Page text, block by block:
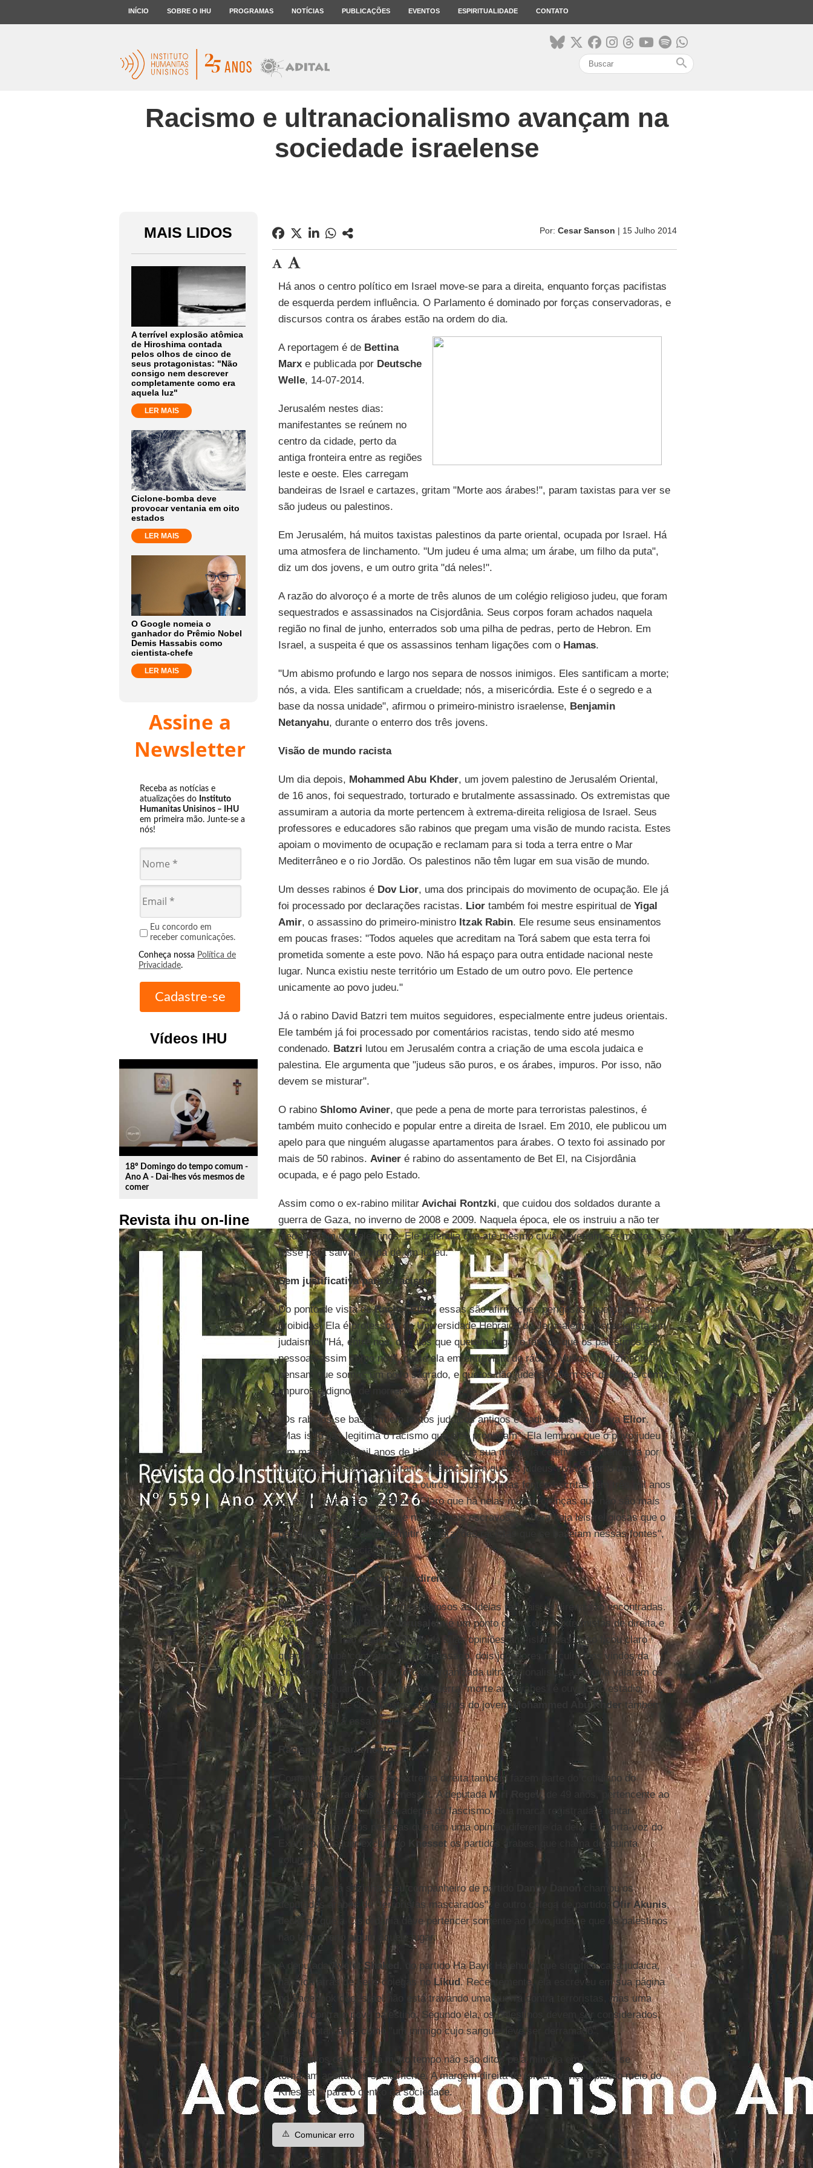
INÍCIO SOBRE O IHU PROGRAMAS NOTÍCIAS PUBLICAÇÕES EVENTOS ESPIRITUALIDADE CONTATO
search
Racismo e ultranacionalismo avançam na
sociedade israelense
MAIS LIDOS
A terrível explosão atômica
de Hiroshima contada
pelos olhos de cinco de
seus protagonistas: "Não
consigo nem descrever
completamente como era
aquela luz"
LER MAIS
Ciclone-bomba deve
provocar ventania em oito
estados
LER MAIS
O Google nomeia o
ganhador do Prêmio Nobel
Demis Hassabis como
cientista-chefe
LER MAIS
Assine a
Newsletter
Receba as notícias e
atualizações do Instituto
Humanitas Unisinos – IHU
em primeira mão. Junte-se a
nós!
Eu concordo em
receber comunicações.
Conheça nossa Política de
Privacidade.
Vídeos IHU
play_circle_outline
18º Domingo do tempo comum -
Ano A - Dai-lhes vós mesmos de
comer
Revista ihu on-line
Por: Cesar Sanson | 15 Julho 2014
Há anos o centro político em Israel move-se para a direita, enquanto forças pacifistas
de esquerda perdem influência. O Parlamento é dominado por forças conservadoras, e
discursos contra os árabes estão na ordem do dia.
A reportagem é de Bettina
Marxe publicada por Deutsche
Welle, 14-07-2014.
Jerusalém nestes dias:
manifestantes se reúnem no
centro da cidade, perto da
antiga fronteira entre as regiões
leste e oeste. Eles carregam
bandeiras de Israel e cartazes, gritam "Morte aos árabes!", param taxistas para ver se
são judeus ou palestinos.
Em Jerusalém, há muitos taxistas palestinos da parte oriental, ocupada por Israel. Há
uma atmosfera de linchamento. "Um judeu é uma alma; um árabe, um filho da puta",
diz um dos jovens, e um outro grita "dá neles!".
A razão do alvoroço é a morte de três alunos de um colégio religioso judeu, que foram
sequestrados e assassinados na Cisjordânia. Seus corpos foram achados naquela
região no final de junho, enterrados sob uma pilha de pedras, perto de Hebron. Em
Israel, a suspeita é que os assassinos tenham ligações com o Hamas.
"Um abismo profundo e largo nos separa de nossos inimigos. Eles santificam a morte;
nós, a vida. Eles santificam a crueldade; nós, a misericórdia. Este é o segredo e a
base da nossa unidade", afirmou o primeiro-ministro israelense, Benjamin
Netanyahu, durante o enterro dos três jovens.
Visão de mundo racista
Um dia depois, Mohammed Abu Khder, um jovem palestino de Jerusalém Oriental,
de 16 anos, foi sequestrado, torturado e brutalmente assassinado. Os extremistas que
assumiram a autoria da morte pertencem à extrema-direita religiosa de Israel. Seus
professores e educadores são rabinos que pregam uma visão de mundo racista. Estes
apoiam o movimento de ocupação e reclamam para si toda a terra entre o Mar
Mediterrâneo e o rio Jordão. Os palestinos não têm lugar em sua visão de mundo.
Um desses rabinos é Dov Lior, uma dos principais do movimento de ocupação. Ele já
foi processado por declarações racistas. Liortambém foi mestre espiritual de Yigal
Amir, o assassino do primeiro-ministro Itzak Rabin. Ele resume seus ensinamentos
em poucas frases: "Todos aqueles que acreditam na Torá sabem que esta terra foi
prometida somente a este povo. Não há espaço para outra entidade nacional neste
lugar. Nunca existiu neste território um Estado de um outro povo. Ele pertence
unicamente ao povo judeu."
Já o rabino David Batzri tem muitos seguidores, especialmente entre judeus orientais.
Ele também já foi processado por comentários racistas, tendo sido até mesmo
condenado. Batzri lutou em Jerusalém contra a criação de uma escola judaica e
palestina. Ele argumenta que "judeus são puros, e os árabes, impuros. Por isso, não
devem se misturar".
O rabino Shlomo Aviner, que pede a pena de morte para terroristas palestinos, é
também muito conhecido e popular entre a direita de Israel. Em 2010, ele publicou um
apelo para que ninguém alugasse apartamentos para árabes. O texto foi assinado por
mais de 50 rabinos. Avineré rabino do assentamento de Bet El, na Cisjordânia
ocupada, e é pago pelo Estado.
Assim como o ex-rabino militarAvichai Rontzki, que cuidou dos soldados durante a
guerra de Gaza, no inverno de 2008 e 2009. Naquela época, ele os instruiu a não ter
piedade com os palestinos. Ele defendia que até mesmo civis deveriam ser mortos, se
fosse para salvar a vida de um judeu.
Sem justificativa para o racismo
Do ponto de vista deRachel Elior, essas são afirmações perigosas, que devem ser
proibidas. Ela é professora da Universidade Hebraica de Jerusalém e especialista em
judaismo. "Há, entre nós, círculos que querem negar o fato de que os palestinos são
pessoas assim como nós", disse ela em entrevista de rádio. "Muitos, infelizmente,
pensam que somos um povo sagrado, e que os não judeus podem ser definidos como
impuros e dignos de morrer."
"Os rabinos se baseiam em textos judaicos antigos e tradicionais", observaElior.
"Mas isso não legitima o racismo que eles propagam". Ela lembrou que o povo judeu
tem mais de três mil anos de história, e que sua memória coletiva é influenciada por
textos que, em parte, surgiram em épocas em que os judeus viviam como uma
minoria perseguida, em meio a outros povos. "Muitas fontes escritas têm três mil anos
de existência", ressaltaElior. "Claro que há nelas muitas crenças que não são mais
aceitáveis. Assim como hoje não há mais escravos, embora haja leis religiosas que o
permitam, não se deve permitir declarações racistas que se baseiam nessas fontes",
argumenta a especialista.
Clube de futebol de extrema-direita
Mas não apenas nos círculos religiosos as ideias radicais de direita são encontradas.
O clube de futebolBeitar Jerusalemé um ponto de encontro extremistas de direita e
racistas, que não fazem segredo de suas opiniões anti-islâmicas. Isso ficou claro
quando o clube contratou, no ano passado, dois jogadores muçulmanos vindos da
Chechênia. Integrantes da torcida organizada ultranacionalista La Familia vaiaram os
jogadores. Quando o seu grito de guerra "morte aos árabes" é ouvido no estádio,
ninguém reagiu. Os supostos assassinos do jovemMohammed Abu Khder também
pertenceriam a essa torcida.
Racismo no Parlamento
Comentários racistas e de extrema direita também fazem parte do cotidiano do
Parlamento israelense, o Knesset. A deputada Miri Regev,de 49 anos, pertencente ao
Likud, diz abertamente ser adepta do fascismo. Sua marca registrada é tentar
humilhar com gritos pessoas que têm uma opinião diferente da dela. Ex-porta-voz do
Exército, ela quer excluir do
Knessetos partidos árabes, que chama de "quinta
coluna".
E ela não está sozinha. Seu companheiro de partido Danny Danon
chamou os
deputados árabes de "terroristas mascarados", e outro colega de partido,Ofir Akunis,
declarou que a Cisjordânia deve pertencer somente ao povo judeu e que os palestinos
não têm direito algum àquele lugar.
A deputada Ayelet Shaked
, do partido Ha Bayit Hajehudi, que significa casa judaica,
não fica atrás de seus colegas noLikud. Recentemente, ela escreveu em sua página
no Facebook que Israel não está travando uma guerra contra terroristas, mas uma
guerra contra o povo palestino. Segundo ela, os palestinos devem ser considerados,
na sua totalidade, como "um inimigo cujo sangue deve ser derramado".
Tais pontos de vista há muito tempo não são ditos pela minoria em Israel e se
tornaram aceitáveis socialmente. A margem direita de Israel avançou para o meio do
Knesset e para o centro da sociedade.
⚠️ Comunicar erro